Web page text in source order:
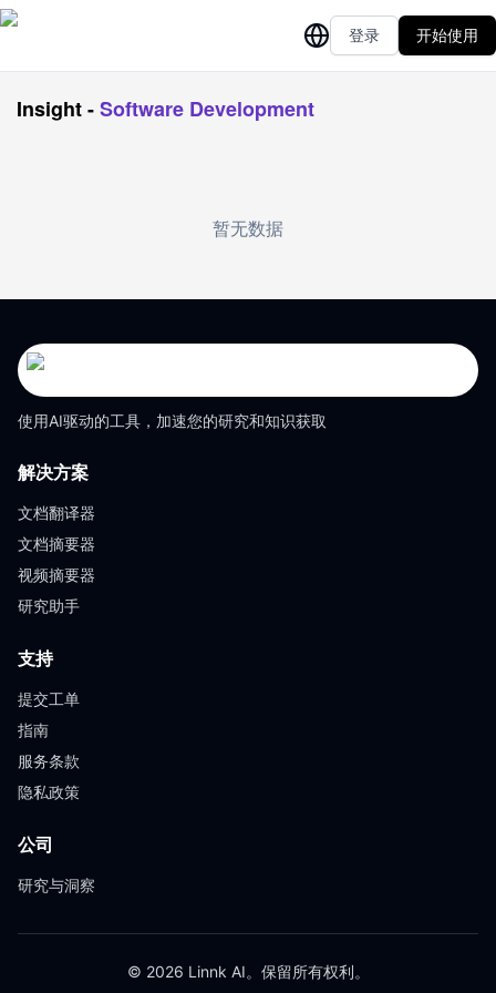
登录 开始使用
Insight-Software Development
暂无数据
使用AI驱动的工具，加速您的研究和知识获取
解决方案
文档翻译器
文档摘要器
视频摘要器
研究助手
支持
提交工单
指南
服务条款
隐私政策
公司
研究与洞察
© 2026 Linnk AI。保留所有权利。